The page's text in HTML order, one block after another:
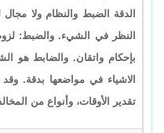
الدقة الضبط والنظام ولا مجال
النظر في الشيء. والضبط:
بإحكام واتقان. والضابط هو
الاشياء في مواضعها بدقة. وقد
تقدير الأوقات، وأنواع من